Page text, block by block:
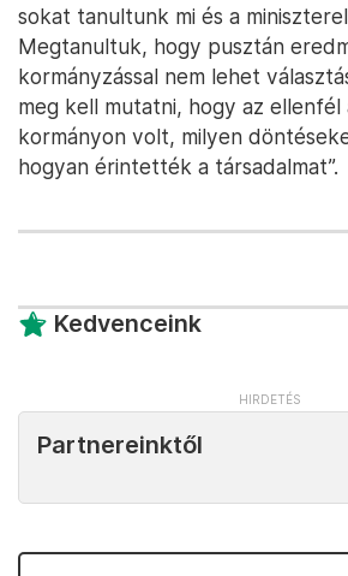
sokat tanultunk mi és a
Megtanultuk, hogy pusztán
kormányzással nem lehet
meg kell mutatni, hogy az ellenfél
kormányon volt, milyen
hogyan érintették a társadalmat”.
Kedvenceink
Partnereinktől